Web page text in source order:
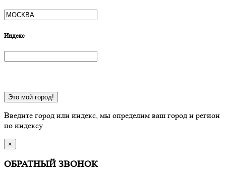
Индекс
Это мой город!
Введите город или индекс, мы определим ваш город и регион
по индексу
×
ОБРАТНЫЙ ЗВОНОК